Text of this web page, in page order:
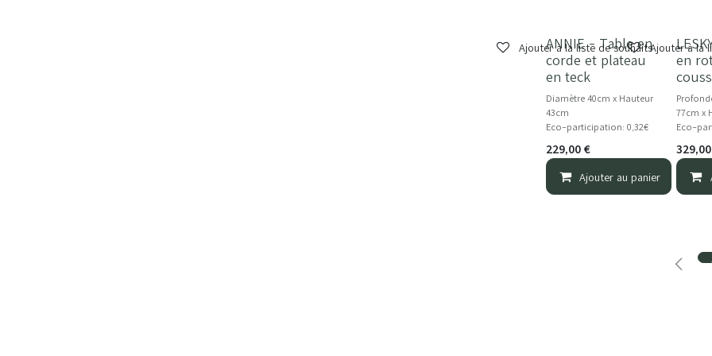
ANNIE - Table en
corde et plateau
en teck
Diamètre 40cm x Hauteur
43cm
Eco-participation: 0,32€
229,00 €
Ajouter au panier
Ajouter à la liste de souhaits
en
77cm x
Eco-
329,00
Ajouter à la